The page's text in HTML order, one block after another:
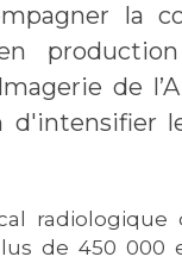
la
de
d'intensifier
radiologique
de 450 000